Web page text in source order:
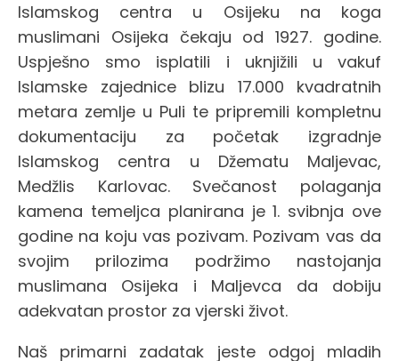
Islamskog centra u Osijeku na koga
muslimani Osijeka čekaju od 1927. godine.
Uspješno smo isplatili i uknjižili u vakuf
Islamske zajednice blizu 17.000 kvadratnih
metara zemlje u Puli te pripremili kompletnu
dokumentaciju za početak izgradnje
Islamskog centra u Džematu Maljevac,
Medžlis Karlovac. Svečanost polaganja
kamena temeljca planirana je 1. svibnja ove
godine na koju vas pozivam. Pozivam vas da
svojim prilozima podržimo nastojanja
muslimana Osijeka i Maljevca da dobiju
adekvatan prostor za vjerski život.
Naš primarni zadatak jeste odgoj mladih